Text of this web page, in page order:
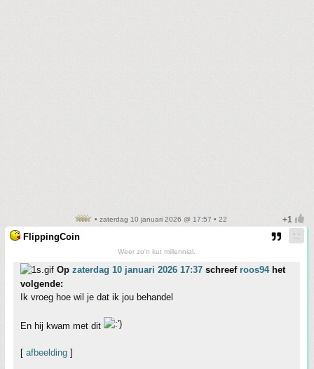
• zaterdag 10 januari 2026 @ 17:57 • 22
FlippingCoin
Weer zo'n kut millennial.
Op zaterdag 10 januari 2026 17:37 schreef roos94het
volgende:
Ik vroeg hoe wil je dat ik jou behandel
En hij kwam met dit
[ afbeelding ]